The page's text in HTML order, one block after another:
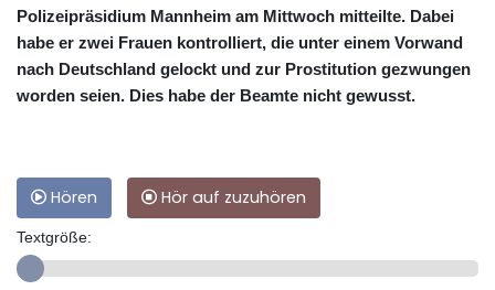
Polizeipräsidium Mannheim am Mittwoch mitteilte. Dabei
habe er zwei Frauen kontrolliert, die unter einem Vorwand
nach Deutschland gelockt und zur Prostitution gezwungen
worden seien. Dies habe der Beamte nicht gewusst.
Hören Hör auf zuzuhören
Textgröße: